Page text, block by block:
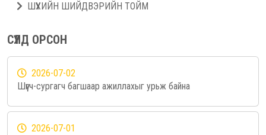
ШҮҮХИЙН ШИЙДВЭРИЙН ТОЙМ
СҮҮЛД ОРСОН
2026-07-02
Шүүгч-сургагч багшаар ажиллахыг урьж байна
2026-07-01